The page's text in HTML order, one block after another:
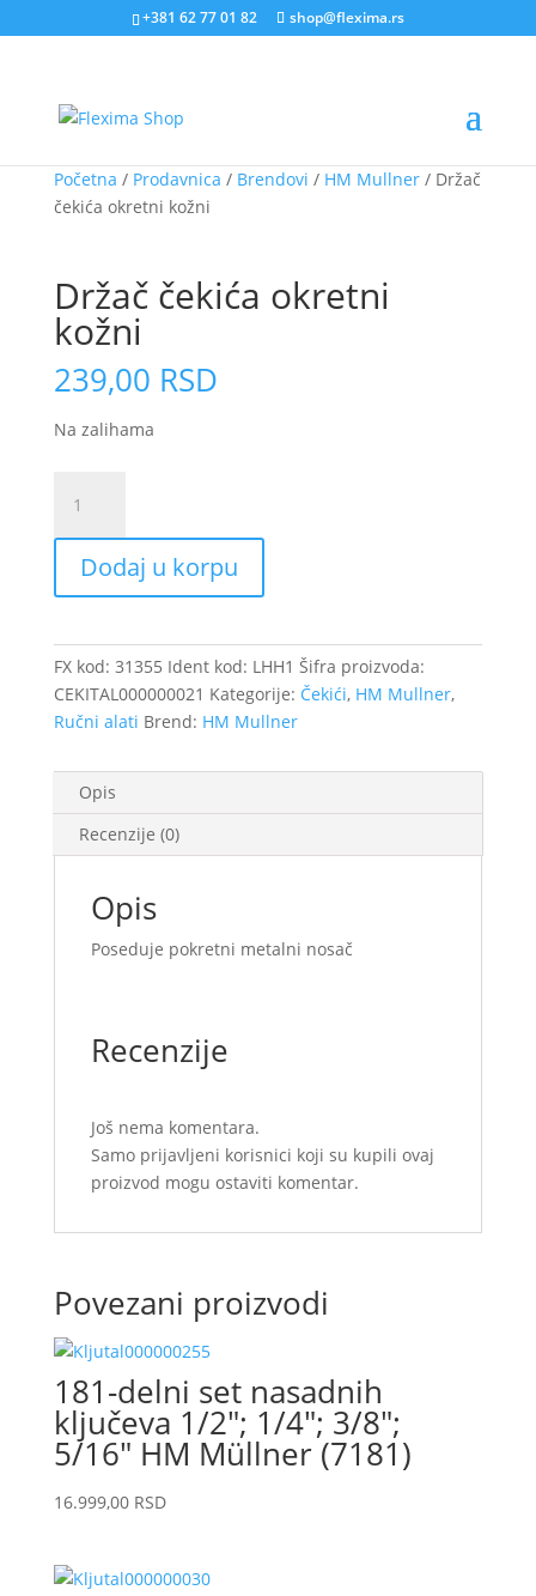
+381 62 77 01 82 shop@flexima.rs
Početna / Prodavnica / Brendovi / HM Mullner/ Držač
čekića okretni kožni
Držač čekića okretni
kožni
239,00 RSD
Na zalihama
čekića
okretni
kožni
količina
Dodaj u korpu
FX kod: 31355 Ident kod: LHH1 Šifra proizvoda:
CEKITAL000000021 Kategorije: Čekići, HM Mullner,
Ručni alati Brend: HM Mullner
Opis
Recenzije (0)
Opis
Poseduje pokretni metalni nosač
Recenzije
Još nema komentara.
Samo prijavljeni korisnici koji su kupili ovaj
proizvod mogu ostaviti komentar.
Povezani proizvodi
181-delni set nasadnih
ključeva 1/2″; 1/4″; 3/8″;
5/16″ HM Müllner (7181)
16.999,00 RSD